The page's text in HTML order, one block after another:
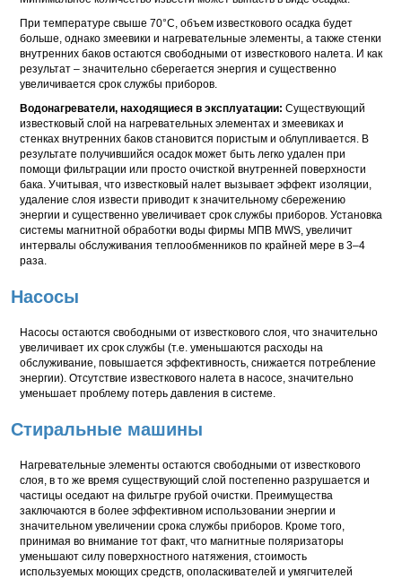
При температуре свыше 70°C, объем известкового осадка будет
больше, однако змеевики и нагревательные элементы, а также стенки
внутренних баков остаются свободными от известкового налета. И как
результат – значительно сберегается энергия и существенно
увеличивается срок службы приборов.
Водонагреватели, находящиеся в эксплуатации: Существующий
известковый слой на нагревательных элементах и змеевиках и
стенках внутренних баков становится пористым и облупливается. В
результате получившийся осадок может быть легко удален при
помощи фильтрации или просто очисткой внутренней поверхности
бака. Учитывая, что известковый налет вызывает эффект изоляции,
удаление слоя извести приводит к значительному сбережению
энергии и существенно увеличивает срок службы приборов. Установка
системы магнитной обработки воды фирмы МПВ MWS, увеличит
интервалы обслуживания теплообменников по крайней мере в 3–4
раза.
Насосы
Насосы остаются свободными от известкового слоя, что значительно
увеличивает их срок службы (т.е. уменьшаются расходы на
обслуживание, повышается эффективность, снижается потребление
энергии). Отсутствие известкового налета в насосе, значительно
уменьшает проблему потерь давления в системе.
Стиральные машины
Нагревательные элементы остаются свободными от известкового
слоя, в то же время существующий слой постепенно разрушается и
частицы оседают на фильтре грубой очистки. Преимущества
заключаются в более эффективном использовании энергии и
значительном увеличении срока службы приборов. Кроме того,
принимая во внимание тот факт, что магнитные поляризаторы
уменьшают силу поверхностного натяжения, стоимость
используемых моющих средств, ополаскивателей и умягчителей